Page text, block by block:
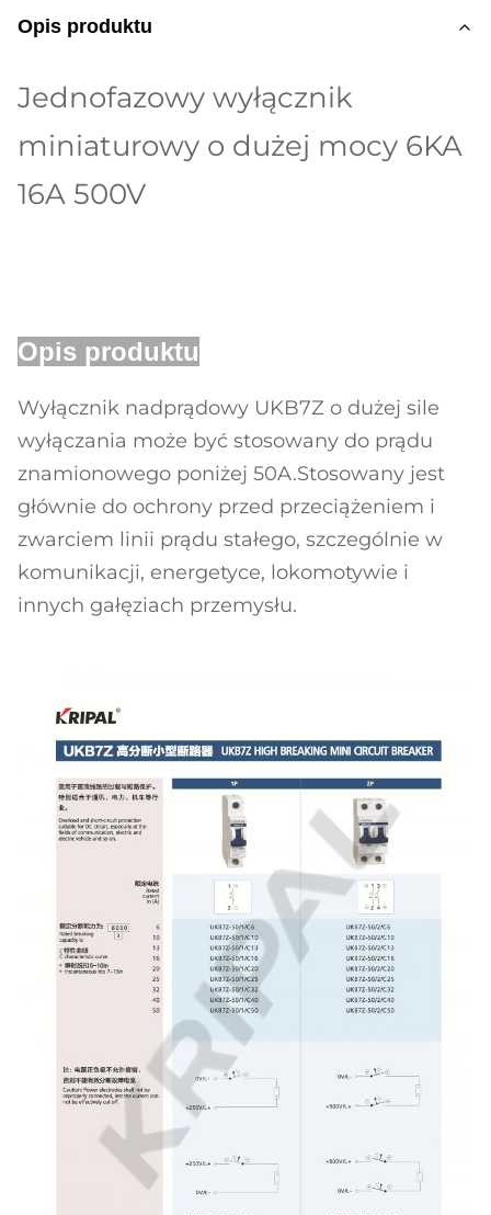
Opis produktu
Jednofazowy wyłącznik
miniaturowy o dużej mocy 6KA
16A 500V
Opis produktu
Wyłącznik nadprądowy UKB7Z o dużej sile
wyłączania może być stosowany do prądu
znamionowego poniżej 50A.Stosowany jest
głównie do ochrony przed przeciążeniem i
zwarciem linii prądu stałego, szczególnie w
komunikacji, energetyce, lokomotywie i
innych gałęziach przemysłu.